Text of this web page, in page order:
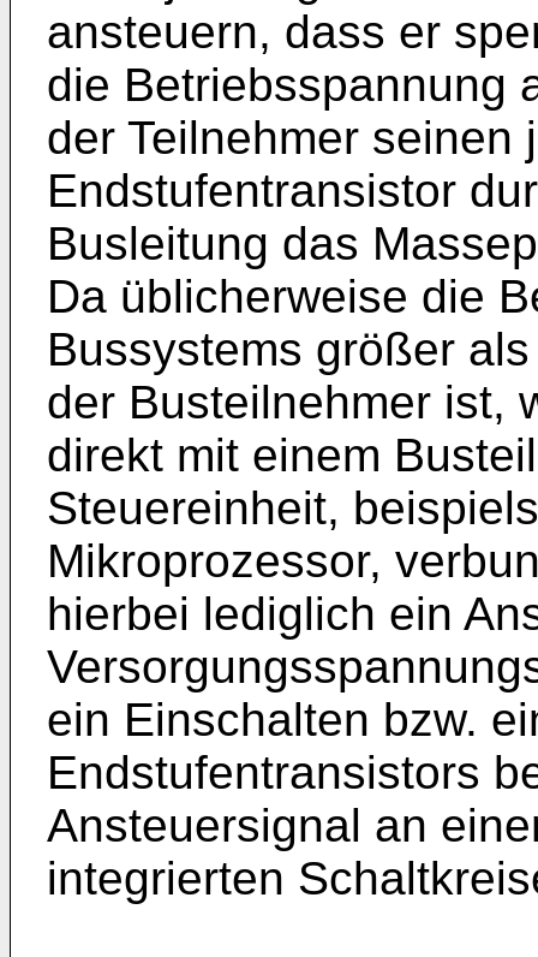
ansteuern, dass er
die Betriebsspannung
der Teilnehmer seinen
Endstufentransistor
Busleitung das
Da üblicherweise die
Bussystems größer
der Busteilnehmer ist,
direkt mit einem
Steuereinheit,
Mikroprozessor,
hierbei lediglich ein
ein Einschalten bzw.
Endstufentransistors
Ansteuersignal an
integrierten